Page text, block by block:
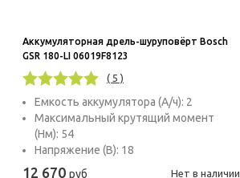
Аккумуляторная дрель-шуруповёрт Bosch
GSR 180-LI 06019F8123
( 5 )
Емкость аккумулятора (А/ч): 2
Максимальный крутящий момент
(Нм): 54
Напряжение (В): 18
12 670 руб Нет в наличии